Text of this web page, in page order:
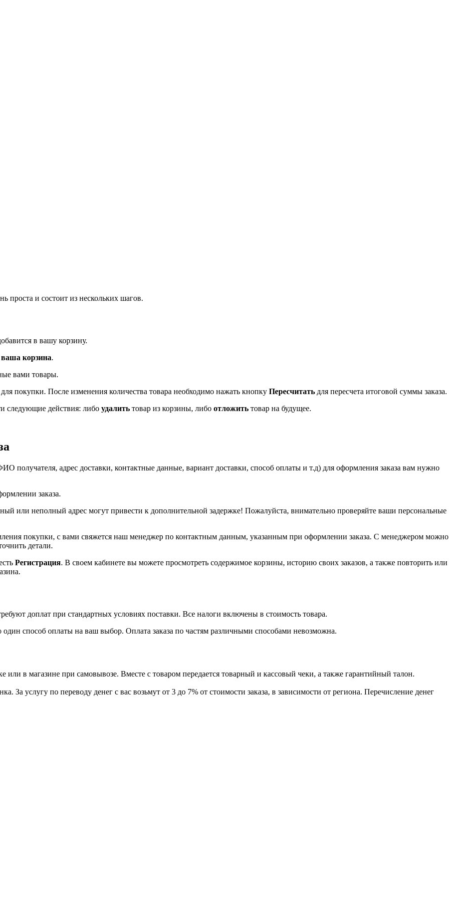
проста и состоит из нескольких шагов.
в вашу корзину.
ваша корзина.
вами товары.
покупки. После изменения количества товара необходимо нажать кнопку Пересчитать для пересчета итоговой суммы заказа.
следующие действия: либо удалить товар из корзины, либо отложить товар на будущее.
получателя, адрес доставки, контактные данные, вариант доставки, способ оплаты и т.д) для оформления заказа вам нужно
заказа.
или неполный адрес могут привести к дополнительной задержке! Пожалуйста, внимательно проверяйте ваши персональные
покупки, с вами свяжется наш менеджер по контактным данным, указанным при оформлении заказа. С менеджером можно
детали.
Регистрация. В своем кабинете вы можете просмотреть содержимое корзины, историю своих заказов, а также повторить или
доплат при стандартных условиях поставки. Все налоги включены в стоимость товара.
один способ оплаты на ваш выбор. Оплата заказа по частям различными способами невозможна.
или в магазине при самовывозе. Вместе с товаром передается товарный и кассовый чеки, а также гарантийный талон.
За услугу по переводу денег с вас возьмут от 3 до 7% от стоимости заказа, в зависимости от региона. Перечисление денег